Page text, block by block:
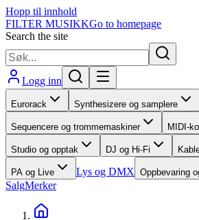
Hopp til innhold
FILTER MUSIKKGo to homepage
Search the site
Logg inn
Eurorack Synthesizere og samplere
Sequencere og trommemaskiner MIDI-
Studio og opptak DJ og Hi-Fi
PA og Live Lys og DMX Oppbevaring
SalgMerker